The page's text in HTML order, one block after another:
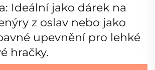
Ideální jako dárek na
z oslav nebo jako
upevnění pro lehké
hračky.